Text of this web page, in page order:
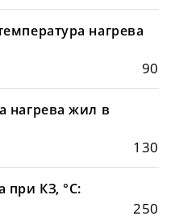
нагрева
90
нагрева жил в
130
при КЗ, °С:
250